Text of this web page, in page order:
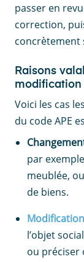
passer en
correction,
concrètement
Raisons
modification
Voici les cas
du code APE
par
meublée,
de biens.
l’objet
ou préciser